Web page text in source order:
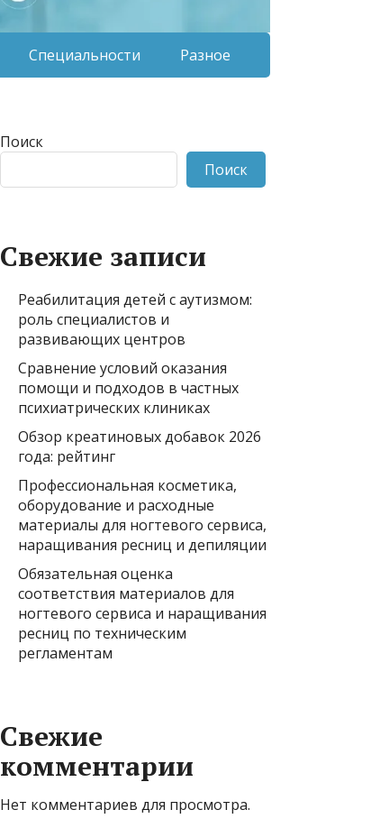
Специальности Разное
Поиск
Поиск
Свежие записи
Реабилитация детей с аутизмом:
роль специалистов и
развивающих центров
Сравнение условий оказания
помощи и подходов в частных
психиатрических клиниках
Обзор креатиновых добавок 2026
года: рейтинг
Профессиональная косметика,
оборудование и расходные
материалы для ногтевого сервиса,
наращивания ресниц и депиляции
Обязательная оценка
соответствия материалов для
ногтевого сервиса и наращивания
ресниц по техническим
регламентам
Свежие
комментарии
Нет комментариев для просмотра.